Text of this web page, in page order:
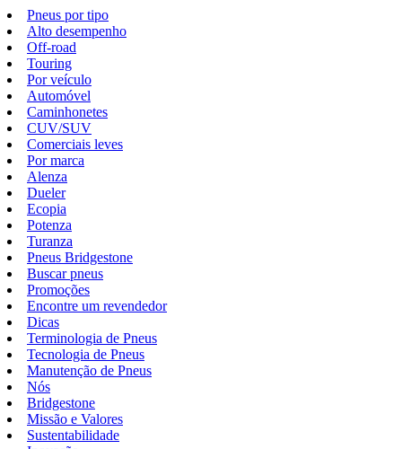
Pneus por tipo
Alto desempenho
Off-road
Touring
Por veículo
Automóvel
Caminhonetes
CUV/SUV
Comerciais leves
Por marca
Alenza
Dueler
Ecopia
Potenza
Turanza
Pneus Bridgestone
Buscar pneus
Promoções
Encontre um revendedor
Dicas
Terminologia de Pneus
Tecnologia de Pneus
Manutenção de Pneus
Nós
Bridgestone
Missão e Valores
Sustentabilidade